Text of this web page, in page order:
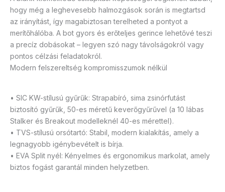
hogy még a leghevesebb halmozgások során is megtartsd
az irányítást, így magabiztosan terelheted a pontyot a
merítőhálóba. A bot gyors és erőteljes gerince lehetővé teszi
a precíz dobásokat – legyen szó nagy távolságokról vagy
pontos célzási feladatokról.
Modern felszereltség kompromisszumok nélkül
• SIC KW-stílusú gyűrűk: Strapabíró, sima zsinórfutást
biztosító gyűrűk, 50-es méretű keverőgyűrűvel (a 10 lábas
Stalker és Breakout modelleknél 40-es mérettel).
• TVS-stílusú orsótartó: Stabil, modern kialakítás, amely a
legnagyobb igénybevételt is bírja.
• EVA Split nyél: Kényelmes és ergonomikus markolat, amely
biztos fogást garantál minden helyzetben.